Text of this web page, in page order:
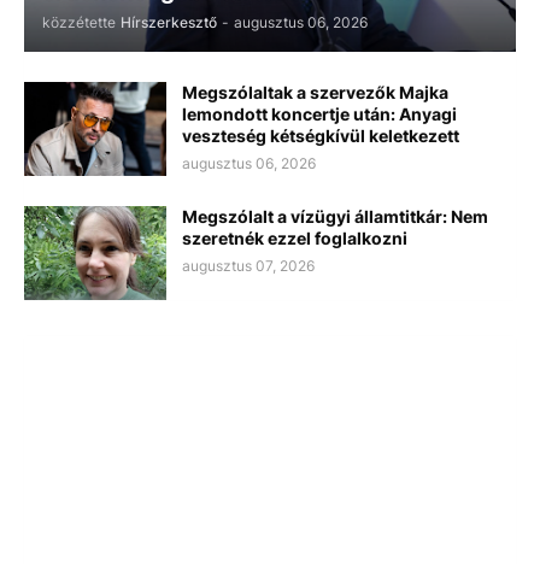
közzétette Hírszerkesztő - augusztus 06, 2026
Megszólaltak a szervezők Majka
lemondott koncertje után: Anyagi
veszteség kétségkívül keletkezett
augusztus 06, 2026
Megszólalt a vízügyi államtitkár: Nem
szeretnék ezzel foglalkozni
augusztus 07, 2026